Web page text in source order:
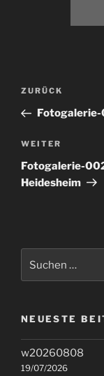
Vorheriger
Beitrag
ZURÜCK
Nächster
Beitrag
WEITER
Fotogalerie-
Heidesheim
nach:
NEUESTE
w20260808
19/07/2026